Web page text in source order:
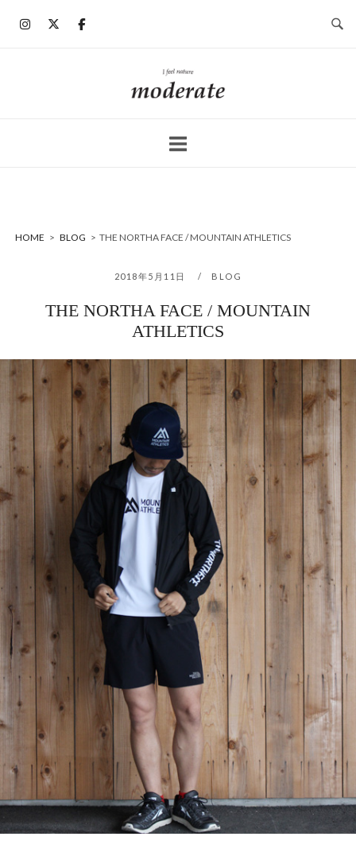
ホ
ー
HOME > BLOG > THE NORTHA FACE / MOUNTAIN ATHLETICS
2018年5月11日 BLOG
THE NORTHA FACE / MOUNTAIN
ATHLETICS